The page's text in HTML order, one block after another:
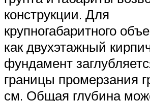
конструкции. Для
крупногабаритного
как двухэтажный
фундамент
границы промерзания
см. Общая глубина